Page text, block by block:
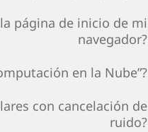
página de inicio de mi
navegador?
en la Nube”?
con cancelación de
ruido?